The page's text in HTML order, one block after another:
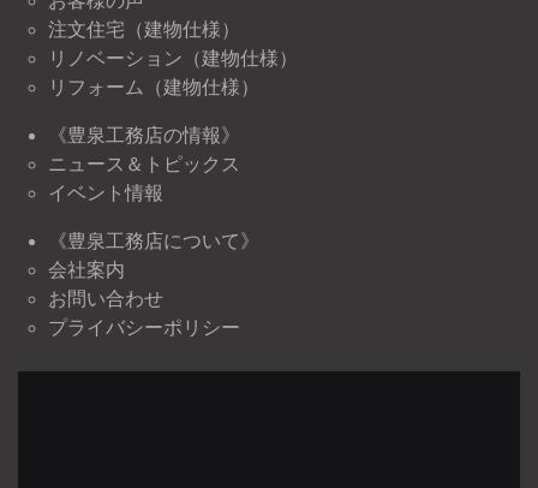
注文住宅（建物仕様）
リノベーション（建物仕様）
リフォーム（建物仕様）
《豊泉工務店の情報》
ニュース＆トピックス
イベント情報
《豊泉工務店について》
会社案内
お問い合わせ
プライバシーポリシー